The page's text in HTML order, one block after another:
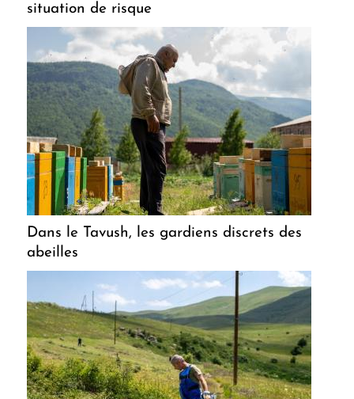
situation de risque
Dans le Tavush, les gardiens discrets des
abeilles